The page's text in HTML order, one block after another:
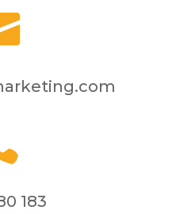
183